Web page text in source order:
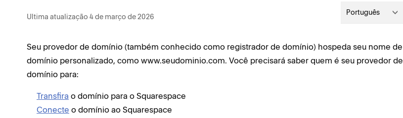
Ultima atualização 4 de março de 2026 Português
Seu provedor de domínio (também conhecido como registrador de domínio) hospeda seu nome de
domínio personalizado, como www.seudominio.com. Você precisará saber quem é seu provedor de
domínio para:
Transfira o domínio para o Squarespace
Conecte o domínio ao Squarespace